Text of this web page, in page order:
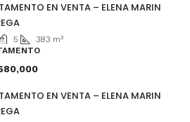
EN VENTA – ELENA MARIN
5 383 m²
EN VENTA – ELENA MARIN